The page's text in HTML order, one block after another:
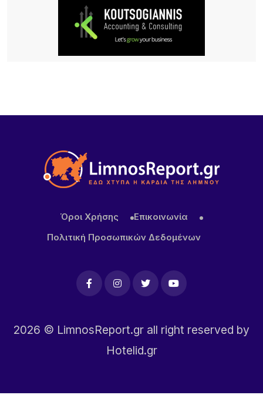
9 ΏΡΕΣ ΠΡΙΝ
Τρεις συλλήψεις σε Λέσβο και Κορινθία για
πρόκληση πυρκαγιών από αμέλεια
Όροι Χρήσης
Επικοινωνία
Πολιτική Προσωπικών Δεδομένων
2026 © LimnosReport.gr all right reserved by
Hotelid.gr